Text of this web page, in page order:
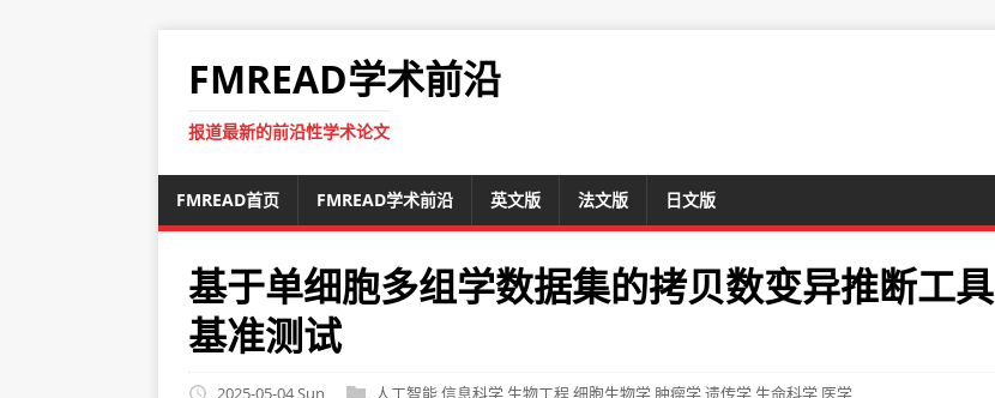
FMREAD学术前沿
报道最新的前沿性学术论文
FMREAD首页 FMREAD学术前沿 英文版 法文版 日文版
基于单细胞多组学数据集的拷贝数变异推断工具
基准测试
2025-05-04 Sun 人工智能信息科学 生物工程细胞生物学 肿瘤学遗传学 生命科学 医学